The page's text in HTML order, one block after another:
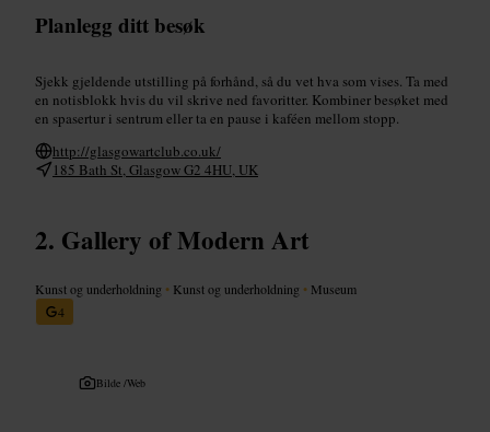
Planlegg ditt besøk
Sjekk gjeldende utstilling på forhånd, så du vet hva som vises. Ta med
en notisblokk hvis du vil skrive ned favoritter. Kombiner besøket med
en spasertur i sentrum eller ta en pause i kaféen mellom stopp.
http://glasgowartclub.co.uk/
185 Bath St, Glasgow G2 4HU, UK
Gallery of Modern Art
Kunst og underholdning • Kunst og underholdning • Museum
4
Bilde /Web